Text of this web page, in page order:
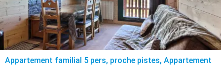
Appartement familial 5 pers, proche pistes, Appartement